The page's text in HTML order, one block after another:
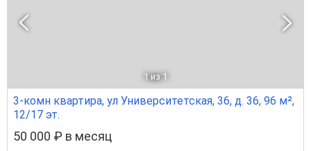
1 из 1
3-комн квартира, ул Университетская, 36, д. 36, 96 м²,
12/17 эт.
50 000 ₽ в месяц